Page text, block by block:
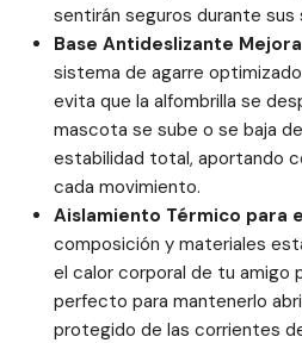
sentirán seguros durante sus
Base Antideslizante
sistema de agarre
evita que la alfombrilla se
mascota se sube o se baja
estabilidad total, aportando
cada movimiento.
Aislamiento Térmico para
composición y materiales
el calor corporal de tu amigo
perfecto para mantenerlo
protegido de las corrientes